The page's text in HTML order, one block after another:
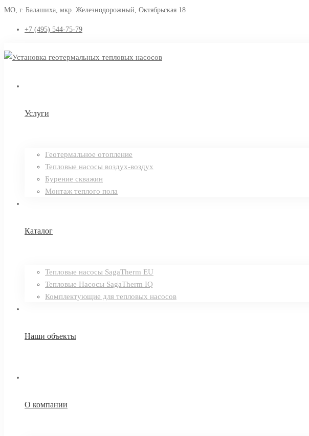
МО, г. Балашиха, мкр. Железнодорожный, Октябрьская 18
+7 (495) 544-75-79
Услуги
Геотермальное отопление
Тепловые насосы воздух-воздух
Бурение скважин
Монтаж теплого пола
Каталог
Тепловые насосы SagaTherm EU
Тепловые Насосы SagaTherm IQ
Комплектующие для тепловых насосов
Наши объекты
О компании